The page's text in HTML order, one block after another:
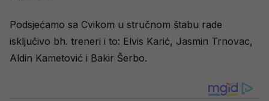
Podsjećamo sa Cvikom u stručnom štabu rade
isključivo bh. treneri i to: Elvis Karić, Jasmin Trnovac,
Aldin Kametović i Bakir Šerbo.